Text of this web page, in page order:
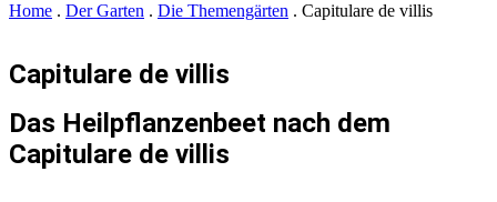
Home . Der Garten . Die Themengärten . Capitulare de villis
Capitulare de villis
Das Heilpflanzenbeet nach dem
Capitulare de villis